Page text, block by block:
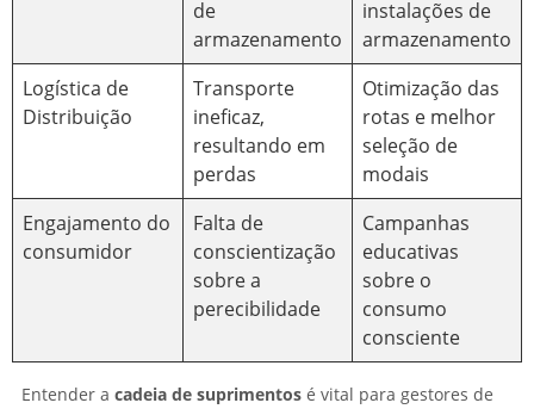
de
armazenamento
instalações de
armazenamento
Logística de
Distribuição
Transporte
ineficaz,
resultando em
perdas
Otimização das
rotas e melhor
seleção de
modais
Engajamento do
consumidor
Falta de
conscientização
sobre a
perecibilidade
Campanhas
educativas
sobre o
consumo
consciente
Entender a cadeia de suprimentos é vital para gestores de